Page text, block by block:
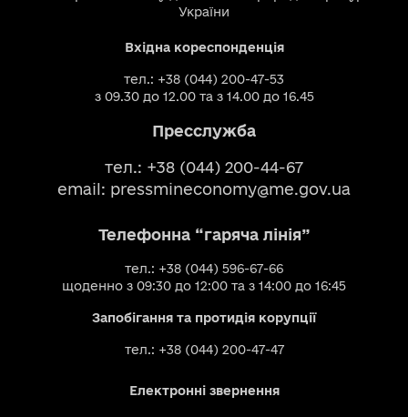
України
Вхідна кореспонденція
тел.: +38 (044) 200-47-53
з 09.30 до 12.00 та з 14.00 до 16.45
Пресслужба
тел.: +38 (044) 200-44-67
email: pressmineconomy@me.gov.ua
Телефонна “гаряча лінія”
тел.: +38 (044) 596-67-66
щоденно з 09:30 до 12:00 та з 14:00 до 16:45
Запобігання та протидія корупції
тел.: +38 (044) 200-47-47
Електронні звернення